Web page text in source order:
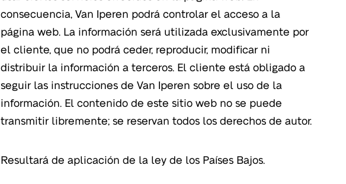
consecuencia, Van Iperen podrá controlar el acceso a la
página web. La información será utilizada exclusivamente por
el cliente, que no podrá ceder, reproducir, modificar ni
distribuir la información a terceros. El cliente está obligado a
seguir las instrucciones de Van Iperen sobre el uso de la
información. El contenido de este sitio web no se puede
transmitir libremente; se reservan todos los derechos de autor.
Resultará de aplicación de la ley de los Países Bajos.